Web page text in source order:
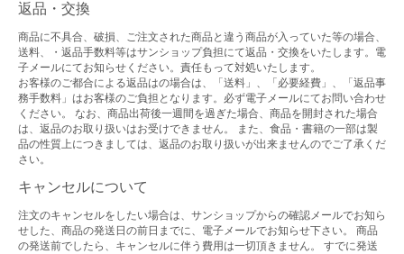
返品・交換
商品に不具合、破損、ご注文された商品と違う商品が入っていた等の場合、
送料、・返品手数料等はサンショップ負担にて返品・交換をいたします。電
子メールにてお知らせください。責任もって対処いたします。
お客様のご都合による返品はの場合は、「送料」、「必要経費」、「返品事
務手数料」はお客様のご負担となります。必ず電子メールにてお問い合わせ
ください。 なお、商品出荷後一週間を過ぎた場合、商品を開封された場合
は、返品のお取り扱いはお受けできません。 また、食品・書籍の一部は製
品の性質上につきましては、返品のお取り扱いが出来ませんのでご了承くだ
さい。
キャンセルについて
注文のキャンセルをしたい場合は、サンショップからの確認メールでお知ら
せした、商品の発送日の前日までに、電子メールでお知らせ下さい。 商品
の発送前でしたら、キャンセルに伴う費用は一切頂きません。 すでに発送